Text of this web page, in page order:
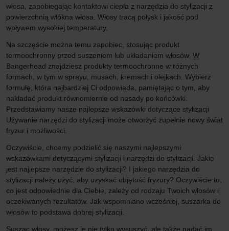
włosa, zapobiegając kontaktowi ciepła z narzędzia do stylizacji z
powierzchnią włókna włosa. Włosy tracą połysk i jakość pod
wpływem wysokiej temperatury.
Na szczęście można temu zapobiec, stosując produkt
termoochronny przed suszeniem lub układaniem włosów. W
Bangerhead znajdziesz produkty termoochronne w różnych
formach, w tym w sprayu, musach, kremach i olejkach. Wybierz
formułę, która najbardziej Ci odpowiada, pamiętając o tym, aby
nakładać produkt równomiernie od nasady po końcówki.
Przedstawiamy nasze najlepsze wskazówki dotyczące stylizacji
Używanie narzędzi do stylizacji może otworzyć zupełnie nowy świat
fryzur i możliwości.
Oczywiście, chcemy podzielić się naszymi najlepszymi
wskazówkami dotyczącymi stylizacji i narzędzi do stylizacji. Jakie
jest najlepsze narzędzie do stylizacji? I jakiego narzędzia do
stylizacji należy użyć, aby uzyskać objętość fryzury? Oczywiście to,
co jest odpowiednie dla Ciebie, zależy od rodzaju Twoich włosów i
oczekiwanych rezultatów. Jak wspomniano wcześniej, suszarka do
włosów to podstawa dobrej stylizacji.
Susząc włosy, możesz je nie tylko wysuszyć, ale także nadać im